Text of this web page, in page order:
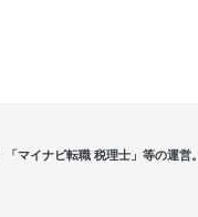
マイナビ転職 税理士」等の運営。